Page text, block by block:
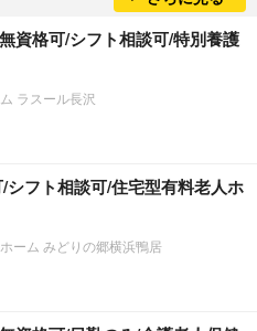
資格可/シフト相談可/特別養護
ラスール長沢
シフト相談可/住宅型有料老人ホ
ーム みどりの郷横浜鴨居